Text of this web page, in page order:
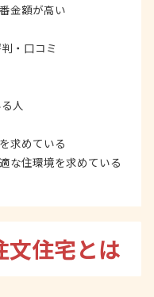
金額が高い
・口コミ
人
求めている
な住環境を求めている
文住宅とは